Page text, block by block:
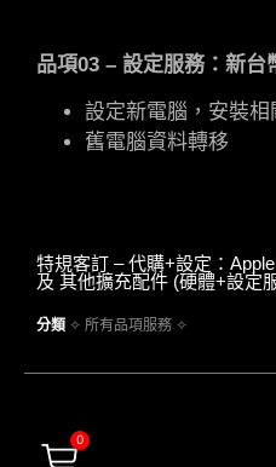
品項03 – 設定服務：新台
設定新電腦，安裝相
舊電腦資料轉移
特規客訂 – 代購+設定：
及 其他擴充配件 (硬體+設定
分類 ✧ 所有品項服務 ✧
0